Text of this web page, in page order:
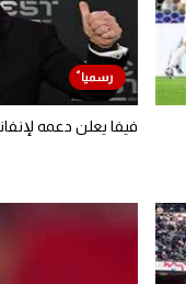
فيفا يعلن دعمه